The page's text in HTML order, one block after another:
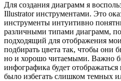
Для создания диаграмм я
Illustrator инструментами. Это
инструменты интуитивно
различными типами диаграмм,
подходящий для отображения
подбирать цвета так, чтобы они
но и хорошо читаемыми. Важно
инфографика будет
было избегать слишком темных